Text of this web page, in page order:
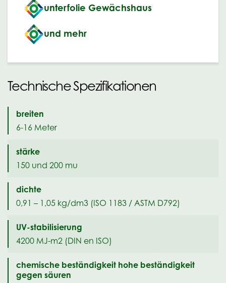
unterfolie Gewächshaus
und mehr
Technische Spezifikationen
breiten
6-16 Meter
stärke
150 und 200 mu
dichte
0,91 – 1,05 kg/dm3 (ISO 1183 / ASTM D792)
UV-stabilisierung
4200 MJ-m2 (DIN en ISO)
chemische beständigkeit hohe beständigkeit
gegen säuren